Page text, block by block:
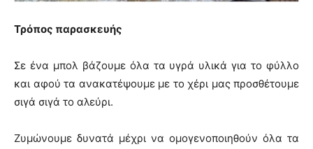
Τρόπος παρασκευής
Σε ένα μπολ βάζουμε όλα τα υγρά υλικά για το φύλλο
και αφού τα ανακατέψουμε με το χέρι μας προσθέτουμε
σιγά σιγά το αλεύρι.
Ζυμώνουμε δυνατά μέχρι να ομογενοποιηθούν όλα τα